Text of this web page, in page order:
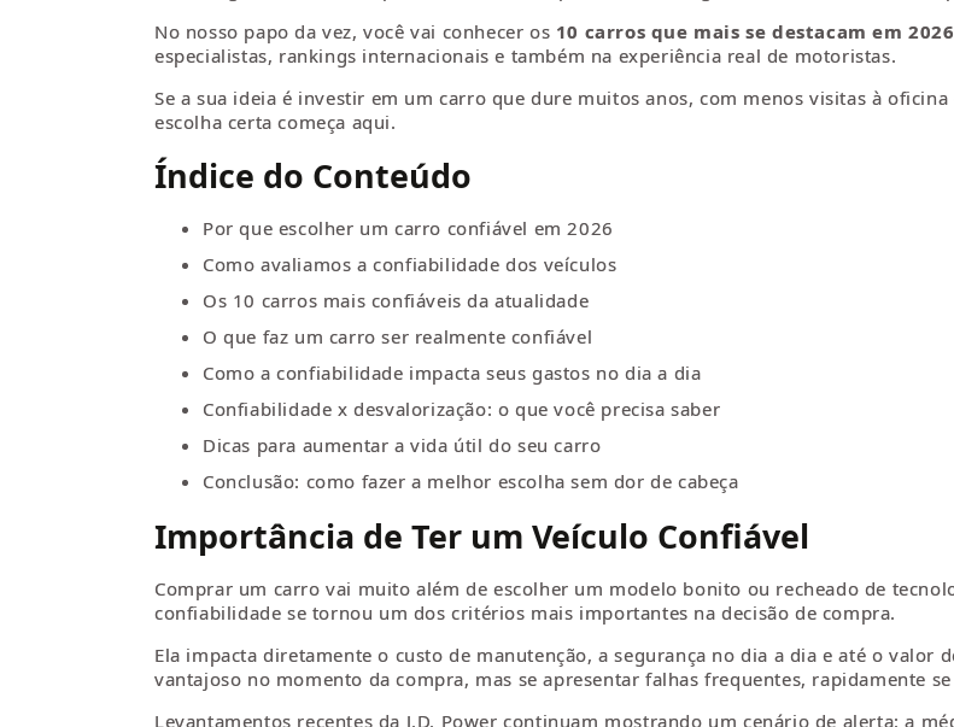
No nosso papo da vez, você vai conhecer os 10 carros que mais se destacam em
especialistas, rankings internacionais e também na experiência real de motoristas.
Se a sua ideia é investir em um carro que dure muitos anos, com menos visitas à
escolha certa começa aqui.
Índice do Conteúdo
Por que escolher um carro confiável em 2026
Como avaliamos a confiabilidade dos veículos
Os 10 carros mais confiáveis da atualidade
O que faz um carro ser realmente confiável
Como a confiabilidade impacta seus gastos no dia a dia
Confiabilidade x desvalorização: o que você precisa saber
Dicas para aumentar a vida útil do seu carro
Conclusão: como fazer a melhor escolha sem dor de cabeça
Importância de Ter um Veículo Confiável
Comprar um carro vai muito além de escolher um modelo bonito ou recheado de
confiabilidade se tornou um dos critérios mais importantes na decisão de compra.
Ela impacta diretamente o custo de manutenção, a segurança no dia a dia e até o valor
vantajoso no momento da compra, mas se apresentar falhas frequentes, rapidamente
Levantamentos recentes da J.D. Power continuam mostrando um cenário de alerta: a